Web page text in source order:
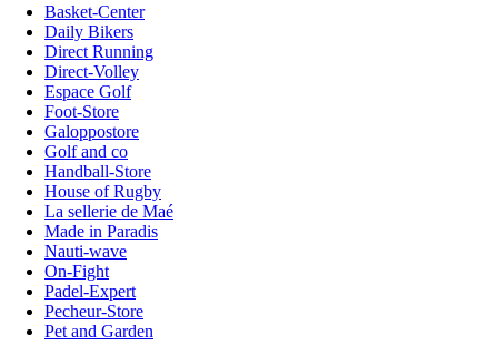
Basket-Center
Daily Bikers
Direct Running
Direct-Volley
Espace Golf
Foot-Store
Galoppostore
Golf and co
Handball-Store
House of Rugby
La sellerie de Maé
Made in Paradis
Nauti-wave
On-Fight
Padel-Expert
Pecheur-Store
Pet and Garden